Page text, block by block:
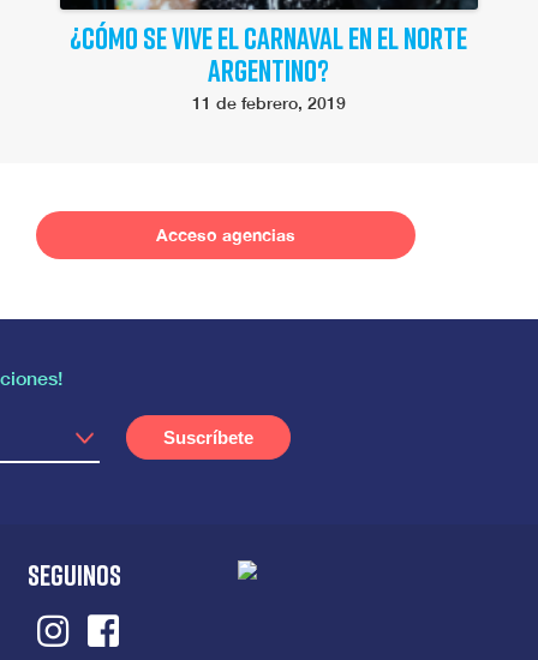
¿CÓMO SE VIVE EL CARNAVAL EN EL NORTE
ARGENTINO?
11 de febrero, 2019
Acceso agencias
SEGUINOS
InstagramFacebook